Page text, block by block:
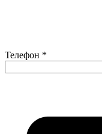
Телефон *